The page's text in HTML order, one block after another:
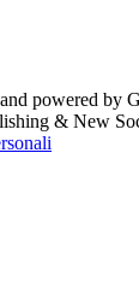
powered by
& New